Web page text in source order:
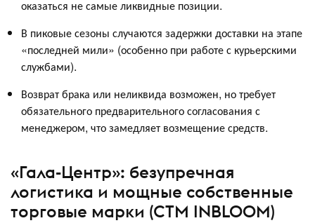
оказаться не самые ликвидные позиции.
В пиковые сезоны случаются задержки доставки на этапе
«последней мили» (особенно при работе с курьерскими
службами).
Возврат брака или неликвида возможен, но требует
обязательного предварительного согласования с
менеджером, что замедляет возмещение средств.
«Гала-Центр»: безупречная
логистика и мощные собственные
торговые марки (СТМ INBLOOM)